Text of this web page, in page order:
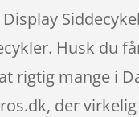
Display
Husk du
rigtig mange i
der